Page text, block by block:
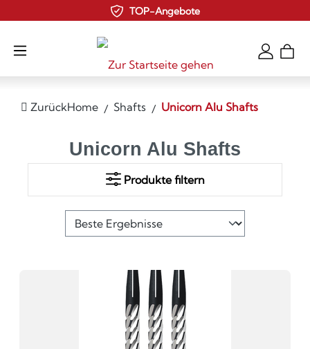
Zum Hauptinhalt springenTOP-Angebote
ZurückHome Shafts Unicorn Alu Shafts
Unicorn Alu Shafts
Produkte filtern